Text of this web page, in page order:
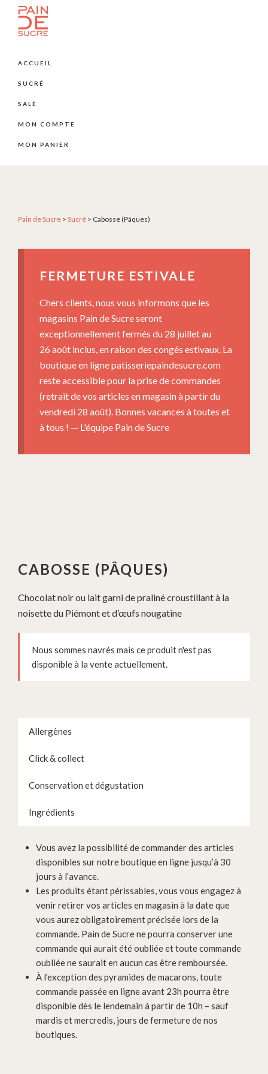
Passer
Passer
contenu
Passer
DE
artisanale
depuis
2004
ACCUEIL
SUCRÉ
SALÉ
MON COMPTE
MON PANIER
Pain de Sucre > Sucré > Cabosse (Pâques)
FERMETURE ESTIVALE
Chers clients, nous vous informons que les
magasins Pain de Sucre seront
exceptionnellement fermés du 28 juillet au
26 août inclus, en raison des congés estivaux. La
boutique en ligne patisseriepaindesucre.com
reste accessible pour la prise de commandes
(retrait de vos articles en magasin à partir du
vendredi 28 août). Bonnes vacances à toutes et
à tous ! — L'équipe Pain de Sucre
CABOSSE (PÂQUES)
Chocolat noir ou lait garni de praliné croustillant à la
noisette du Piémont et d’œufs nougatine
Nous sommes navrés mais ce produit n'est pas
disponible à la vente actuellement.
Allergènes
Click & collect
Conservation et dégustation
Ingrédients
Vous avez la possibilité de commander des articles
disponibles sur notre boutique en ligne jusqu’à 30
jours à l’avance.
Les produits étant périssables, vous vous engagez à
venir retirer vos articles en magasin à la date que
vous aurez obligatoirement précisée lors de la
commande. Pain de Sucre ne pourra conserver une
commande qui aurait été oubliée et toute commande
oubliée ne saurait en aucun cas être remboursée.
À l’exception des pyramides de macarons, toute
commande passée en ligne avant 23h pourra être
disponible dès le lendemain à partir de 10h – sauf
mardis et mercredis, jours de fermeture de nos
boutiques.